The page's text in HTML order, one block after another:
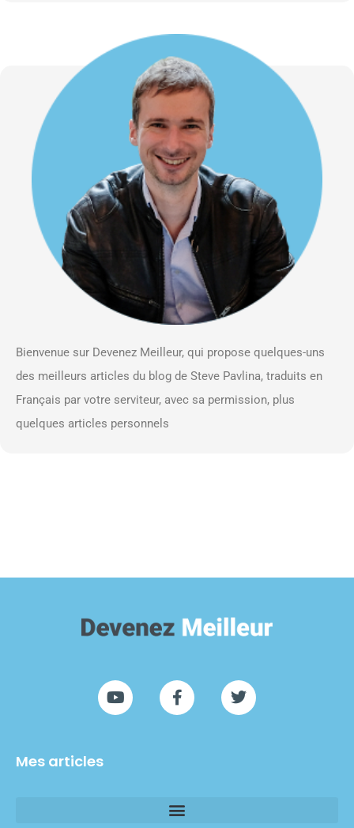
Bienvenue sur Devenez Meilleur, qui propose quelques-uns
des meilleurs articles du blog de Steve Pavlina, traduits en
Français par votre serviteur, avec sa permission, plus
quelques articles personnels
Mes articles